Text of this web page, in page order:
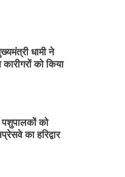
धामी ने
को किया
को
का हरिद्वार